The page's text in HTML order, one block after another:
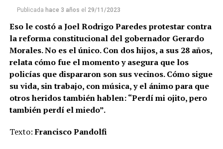
Publicada hace 3 años el 29/11/2023
Eso le costó a Joel Rodrigo Paredes protestar contra
la reforma constitucional del gobernador Gerardo
Morales. No es el único. Con dos hijos, a sus 28 años,
relata cómo fue el momento y asegura que los
policías que dispararon son sus vecinos. Cómo sigue
su vida, sin trabajo, con música, y el ánimo para que
otros heridos también hablen: “Perdí mi ojito, pero
también perdí el miedo”.
Texto:Francisco Pandolfi